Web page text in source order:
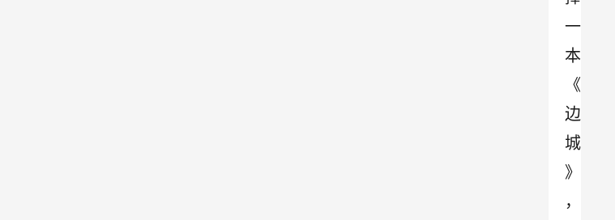
一
本
《
边
城
》
，